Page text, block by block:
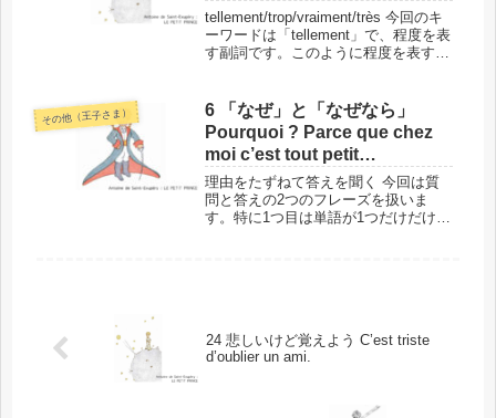
rien, c’est tellement petit,
chez moi !
tellement/trop/vraiment/très 今回のキ
ーワードは「tellement」で、程度を表
す副詞です。このように程度を表す副
はすでに...
その他（王子さま）
6 「なぜ」と「なぜなら」
Pourquoi ? Parce que chez
moi c’est tout petit…
理由をたずねて答えを聞く 今回は質
問と答えの2つのフレーズを扱いま
す。特に1つ目は単語が1つだけだけ
24 悲しいけど覚えよう C’est triste
d’oublier un ami.